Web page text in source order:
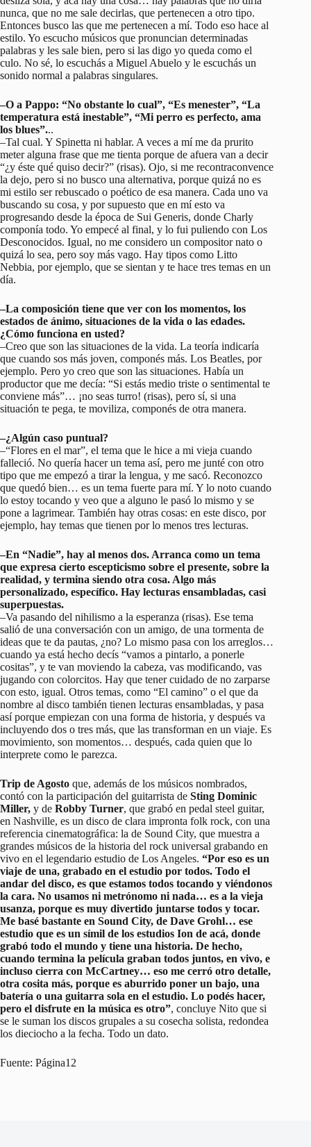
nunca, que no me sale decirlas, que pertenecen a otro tipo.
Entonces busco las que me pertenecen a mí. Todo eso hace al
estilo. Yo escucho músicos que pronuncian determinadas
palabras y les sale bien, pero si las digo yo queda como el
culo. No sé, lo escuchás a Miguel Abuelo y le escuchás un
sonido normal a palabras singulares.
–O a Pappo: “No obstante lo cual”, “Es menester”, “La
temperatura está inestable”, “Mi perro es perfecto, ama
los blues”...
–Tal cual. Y Spinetta ni hablar. A veces a mí me da prurito
meter alguna frase que me tienta porque de afuera van a decir
“¿y éste qué quiso decir?” (risas). Ojo, si me recontraconvence
la dejo, pero si no busco una alternativa, porque quizá no es
mi estilo ser rebuscado o poético de esa manera. Cada uno va
buscando su cosa, y por supuesto que en mí esto va
progresando desde la época de Sui Generis, donde Charly
componía todo. Yo empecé al final, y lo fui puliendo con Los
Desconocidos. Igual, no me considero un compositor nato o
quizá lo sea, pero soy más vago. Hay tipos como Litto
Nebbia, por ejemplo, que se sientan y te hace tres temas en un
día.
–La composición tiene que ver con los momentos, los
estados de ánimo, situaciones de la vida o las edades.
¿Cómo funciona en usted?
–Creo que son las situaciones de la vida. La teoría indicaría
que cuando sos más joven, componés más. Los Beatles, por
ejemplo. Pero yo creo que son las situaciones. Había un
productor que me decía: “Si estás medio triste o sentimental te
conviene más”… ¡no seas turro! (risas), pero sí, si una
situación te pega, te moviliza, componés de otra manera.
–¿Algún caso puntual?
–“Flores en el mar”, el tema que le hice a mi vieja cuando
falleció. No quería hacer un tema así, pero me junté con otro
tipo que me empezó a tirar la lengua, y me sacó. Reconozco
que quedó bien… es un tema fuerte para mí. Y lo noto cuando
lo estoy tocando y veo que a alguno le pasó lo mismo y se
pone a lagrimear. También hay otras cosas: en este disco, por
ejemplo, hay temas que tienen por lo menos tres lecturas.
–En “Nadie”, hay al menos dos. Arranca como un tema
que expresa cierto escepticismo sobre el presente, sobre la
realidad, y termina siendo otra cosa. Algo más
personalizado, específico. Hay lecturas ensambladas, casi
superpuestas.
–Va pasando del nihilismo a la esperanza (risas). Ese tema
salió de una conversación con un amigo, de una tormenta de
ideas que te da pautas, ¿no? Lo mismo pasa con los arreglos…
cuando ya está hecho decís “vamos a pintarlo, a ponerle
cositas”, y te van moviendo la cabeza, vas modificando, vas
jugando con colorcitos. Hay que tener cuidado de no zarparse
con esto, igual. Otros temas, como “El camino” o el que da
nombre al disco también tienen lecturas ensambladas, y pasa
así porque empiezan con una forma de historia, y después va
incluyendo dos o tres más, que las transforman en un viaje. Es
movimiento, son momentos… después, cada quien que lo
interprete como le parezca.
Trip de Agosto que, además de los músicos nombrados,
contó con la participación del guitarrista de Sting Dominic
Miller, y de Robby Turner, que grabó en pedal steel guitar,
en Nashville, es un disco de clara impronta folk rock, con una
referencia cinematográfica: la de Sound City, que muestra a
grandes músicos de la historia del rock universal grabando en
vivo en el legendario estudio de Los Angeles. “Por eso es un
viaje de una, grabado en el estudio por todos. Todo el
andar del disco, es que estamos todos tocando y viéndonos
la cara. No usamos ni metrónomo ni nada… es a la vieja
usanza, porque es muy divertido juntarse todos y tocar.
Me basé bastante en Sound City, de Dave Grohl… ese
estudio que es un símil de los estudios Ion de acá, donde
grabó todo el mundo y tiene una historia. De hecho,
cuando termina la película graban todos juntos, en vivo, e
incluso cierra con McCartney… eso me cerró otro detalle,
otra cosita más, porque es aburrido poner un bajo, una
batería o una guitarra sola en el estudio. Lo podés hacer,
pero el disfrute en la música es otro”, concluye Nito que si
se le suman los discos grupales a su cosecha solista, redondea
los dieciocho a la fecha. Todo un dato.
Fuente: Página12